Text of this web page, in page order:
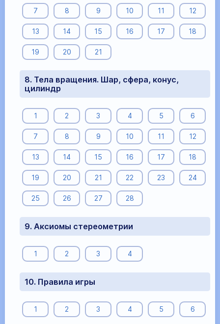
7 8 9 10 11 12
13 14 15 16 17 18
19 20 21
8. Тела вращения. Шар, сфера, конус,
цилиндр
1 2 3 4 5 6
7 8 9 10 11 12
13 14 15 16 17 18
19 20 21 22 23 24
25 26 27 28
9. Аксиомы стереометрии
1 2 3 4
10. Правила игры
1 2 3 4 5 6